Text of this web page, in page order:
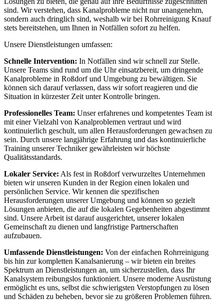
sind. Wir verstehen, dass Kanalprobleme nicht nur unangenehm,
sondern auch dringlich sind, weshalb wir bei Rohrreinigung Knauf
stets bereitstehen, um Ihnen in Notfällen sofort zu helfen.
Unsere Dienstleistungen umfassen:
Schnelle Intervention: In Notfällen sind wir schnell zur Stelle.
Unsere Teams sind rund um die Uhr einsatzbereit, um dringende
Kanalprobleme in Roßdorf und Umgebung zu bewältigen. Sie
können sich darauf verlassen, dass wir sofort reagieren und die
Situation in kürzester Zeit unter Kontrolle bringen.
Professionelles Team: Unser erfahrenes und kompetentes Team ist
mit einer Vielzahl von Kanalproblemen vertraut und wird
kontinuierlich geschult, um allen Herausforderungen gewachsen zu
sein. Durch unsere langjährige Erfahrung und das kontinuierliche
Training unserer Techniker gewährleisten wir höchste
Qualitätsstandards.
Lokaler Service: Als fest in Roßdorf verwurzeltes Unternehmen
bieten wir unseren Kunden in der Region einen lokalen und
persönlichen Service. Wir kennen die spezifischen
Herausforderungen unserer Umgebung und können so gezielt
Lösungen anbieten, die auf die lokalen Gegebenheiten abgestimmt
sind. Unsere Arbeit ist darauf ausgerichtet, unserer lokalen
Gemeinschaft zu dienen und langfristige Partnerschaften
aufzubauen.
Umfassende Dienstleistungen: Von der einfachen Rohrreinigung
bis hin zur kompletten Kanalsanierung – wir bieten ein breites
Spektrum an Dienstleistungen an, um sicherzustellen, dass Ihr
Kanalsystem reibungslos funktioniert. Unsere moderne Ausrüstung
ermöglicht es uns, selbst die schwierigsten Verstopfungen zu lösen
und Schäden zu beheben, bevor sie zu größeren Problemen führen.